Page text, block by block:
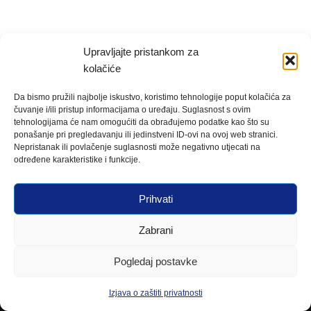
Upravljajte pristankom za
kolačiće
Da bismo pružili najbolje iskustvo, koristimo tehnologije poput kolačića za
čuvanje i/ili pristup informacijama o uređaju. Suglasnost s ovim
tehnologijama će nam omogućiti da obrađujemo podatke kao što su
ponašanje pri pregledavanju ili jedinstveni ID-ovi na ovoj web stranici.
Nepristanak ili povlačenje suglasnosti može negativno utjecati na
određene karakteristike i funkcije.
Prihvati
Zabrani
Pogledaj postavke
Izjava o zaštiti privatnosti
Neve| Powered byWordPress